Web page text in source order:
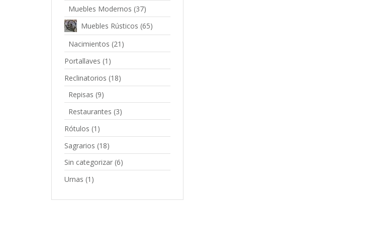
Muebles Modernos (37)
Muebles Rústicos (65)
Nacimientos (21)
Portallaves (1)
Reclinatorios (18)
Repisas (9)
Restaurantes (3)
Rótulos (1)
Sagrarios (18)
Sin categorizar (6)
Urnas (1)